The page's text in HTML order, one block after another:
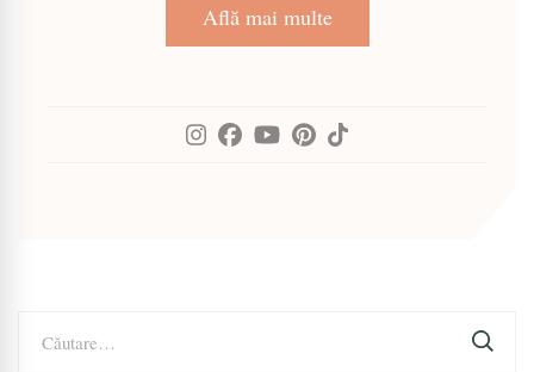
Află mai multe
după: